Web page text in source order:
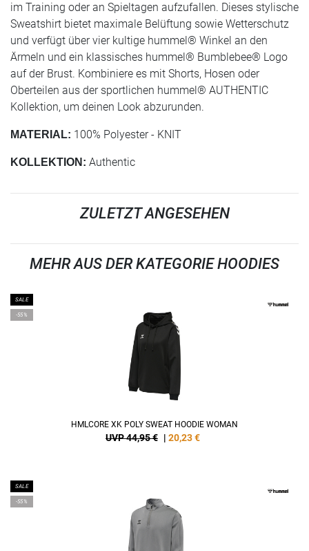
im Training oder an Spieltagen aufzufallen. Dieses stylische
Sweatshirt bietet maximale Belüftung sowie Wetterschutz
und verfügt über vier kultige hummel® Winkel an den
Ärmeln und ein klassisches hummel® Bumblebee® Logo
auf der Brust. Kombiniere es mit Shorts, Hosen oder
Oberteilen aus der sportlichen hummel® AUTHENTIC
Kollektion, um deinen Look abzurunden.
MATERIAL: 100% Polyester - KNIT
KOLLEKTION: Authentic
ZULETZT ANGESEHEN
MEHR AUS DER KATEGORIE HOODIES
SALE
-55%
HMLCORE XK POLY SWEAT HOODIE WOMAN
UVP 44,95 € | 20,23€
SALE
-55%